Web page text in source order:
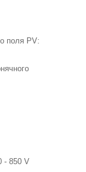
поля PV:
- 850 V